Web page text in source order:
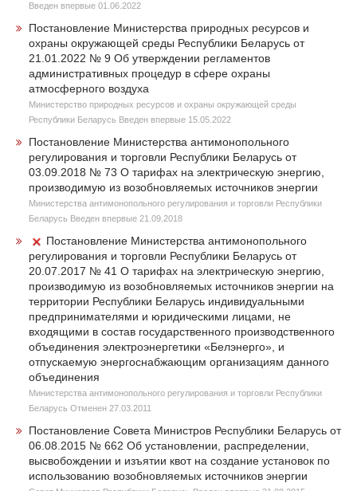
Введен впервые 01.06.2022
Постановление Министерства природных ресурсов и
охраны окружающей среды Республики Беларусь от
21.01.2022 № 9 Об утверждении регламентов
административных процедур в сфере охраны
атмосферного воздуха
Министерство природных ресурсов и охраны окружающей среды
Республики Беларусь Введен впервые 15.05.2022
Постановление Министерства антимонопольного
регулирования и торговли Республики Беларусь от
03.09.2018 № 73 О тарифах на электрическую энергию,
производимую из возобновляемых источников энергии
Министерства антимонопольного регулирования и торговли Республики
Беларусь Введен впервые 21.09.2018
Постановление Министерства антимонопольного
регулирования и торговли Республики Беларусь от
20.07.2017 № 41 О тарифах на электрическую энергию,
производимую из возобновляемых источников энергии на
территории Республики Беларусь индивидуальными
предпринимателями и юридическими лицами, не
входящими в состав государственного производственного
объединения электроэнергетики «Белэнерго», и
отпускаемую энергоснабжающим организациям данного
объединения
Министерства антимонопольного регулирования и торговли Республики
Беларусь Отменен 27.03.2011
Постановление Совета Министров Республики Беларусь от
06.08.2015 № 662 Об установлении, распределении,
высвобождении и изъятии квот на создание установок по
использованию возобновляемых источников энергии